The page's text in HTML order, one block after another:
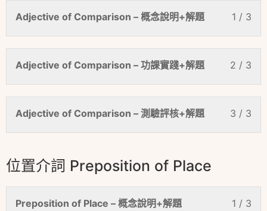
1 / 3
Adjective of Comparison – 概念說明+解題
2 / 3
Adjective of Comparison – 功課實踐+解題
3 / 3
Adjective of Comparison – 測驗評核+解題
位置介詞 Preposition of Place
1 / 3
Preposition of Place – 概念說明+解題